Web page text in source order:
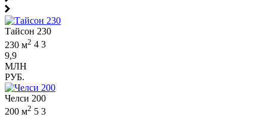
Тайсон 230
230 м2 4 3
9,9
МЛН
РУБ.
Челси 200
200 м2 5 3